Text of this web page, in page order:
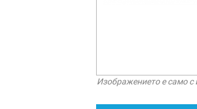
Изображението е само с